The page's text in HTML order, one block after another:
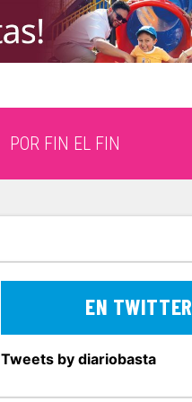
POR FIN EL FIN
EN TWITTER
Tweets by diariobasta